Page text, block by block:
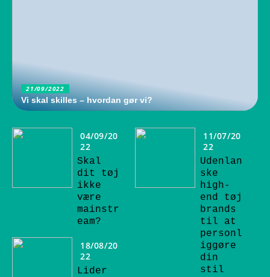
21/09/2022
Vi skal skilles – hvordan gør vi?
04/09/20
22
Skal
dit tøj
ikke
være
mainstr
eam?
18/08/20
22
Lider
11/07/20
22
Udenlan
ske
high-
end tøj
brands
til at
personl
iggøre
din
stil